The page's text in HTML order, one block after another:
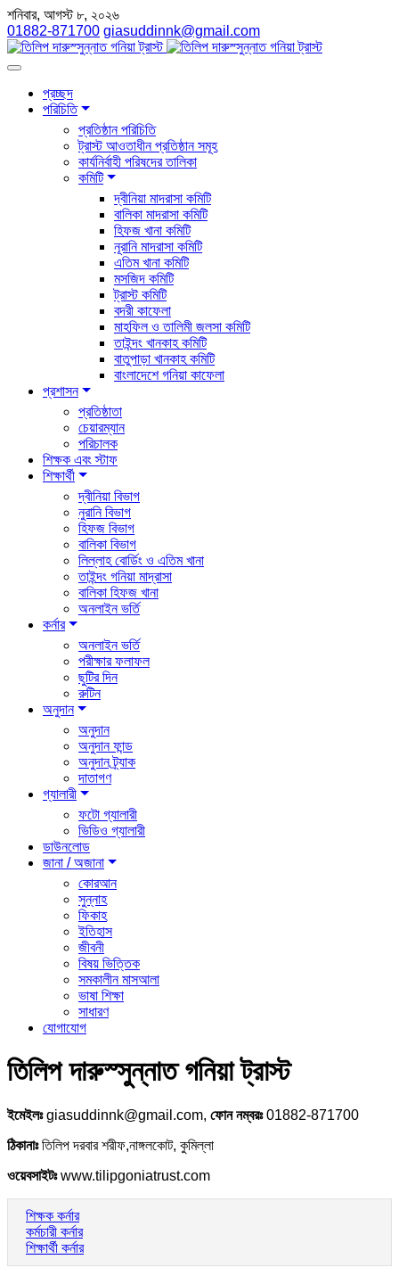
শনিবার, আগস্ট ৮, ২০২৬
01882-871700 giasuddinnk@gmail.com
প্রচ্ছদ
পরিচিতি
প্রতিষ্ঠান পরিচিতি
ট্রাস্ট আওতাধীন প্রতিষ্ঠান সমূহ
কার্যনির্বাহী পরিষদের তালিকা
কমিটি
দ্বীনিয়া মাদরাসা কমিটি
বালিকা মাদরাসা কমিটি
হিফজ খানা কমিটি
নূরানি মাদরাসা কমিটি
এতিম খানা কমিটি
মসজিদ কমিটি
ট্রাস্ট কমিটি
বদরী কাফেলা
মাহফিল ও তালিমী জলসা কমিটি
তাইন্দং খানকাহ কমিটি
বাতুপাড়া খানকাহ কমিটি
বাংলাদেশে গনিয়া কাফেলা
প্রশাসন
প্রতিষ্ঠাতা
চেয়ারম্যান
পরিচালক
শিক্ষক এবং স্টাফ
শিক্ষার্থী
দ্বীনিয়া বিভাগ
নুরানি বিভাগ
হিফজ বিভাগ
বালিকা বিভাগ
লিল্লাহ বোর্ডিং ও এতিম খানা
তাইন্দং গনিয়া মাদ্রাসা
বালিকা হিফজ খানা
অনলাইন ভর্তি
কর্নার
অনলাইন ভর্তি
পরীক্ষার ফলাফল
ছুটির দিন
রুটিন
অনুদান
অনুদান
অনুদান ফান্ড
অনুদান ট্র্যাক
দাতাগণ
গ্যালারী
ফটো গ্যালারী
ভিডিও গ্যালারী
ডাউনলোড
জানা / অজানা
কোরআন
সুন্নাহ
ফিকাহ
ইতিহাস
জীবনী
বিষয় ভিত্তিক
সমকালীন মাসআলা
ভাষা শিক্ষা
সাধারণ
যোগাযোগ
তিলিপ দারুস্সুন্নাত গনিয়া ট্রাস্ট
ইমেইলঃgiasuddinnk@gmail.com, ফোন নম্বরঃ01882-871700
ঠিকানাঃতিলিপ দরবার শরীফ,নাঙ্গলকোট, কুমিল্লা
ওয়েবসাইটঃwww.tilipgoniatrust.com
শিক্ষক কর্নার
কর্মচারী কর্নার
শিক্ষার্থী কর্নার